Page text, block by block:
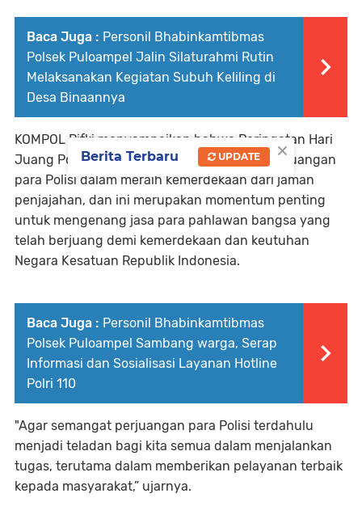
Baca Juga : Personil Bhabinkamtibmas
Polsek Puloampel Jalin Silaturahmi Rutin
Melaksanakan Kegiatan Subuh Keliling di
Desa Binaannya
KOMPOL Rifki menyampaikan bahwa Peringatan Hari
Juang Polri bertujuan untuk mengenang perjuangan
para Polisi dalam meraih kemerdekaan dari jaman
penjajahan, dan ini merupakan momentum penting
untuk mengenang jasa para pahlawan bangsa yang
telah berjuang demi kemerdekaan dan keutuhan
Negara Kesatuan Republik Indonesia.
Baca Juga : Personil Bhabinkamtibmas
Polsek Puloampel Sambang warga, Serap
Informasi dan Sosialisasi Layanan Hotline
Polri 110
"Agar semangat perjuangan para Polisi terdahulu
menjadi teladan bagi kita semua dalam menjalankan
tugas, terutama dalam memberikan pelayanan terbaik
kepada masyarakat,” ujarnya.
×
Berita Terbaru UPDATE